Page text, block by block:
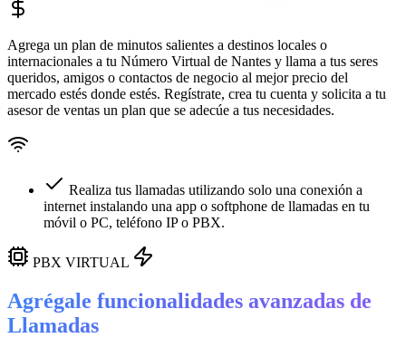
Agrega un plan de minutos salientes a destinos locales o
internacionales a tu Número Virtual de Nantes y llama a tus seres
queridos, amigos o contactos de negocio al mejor precio del
mercado estés donde estés. Regístrate, crea tu cuenta y solicita a tu
asesor de ventas un plan que se adecúe a tus necesidades.
Realiza tus llamadas utilizando solo una conexión a
internet instalando una app o softphone de llamadas en tu
móvil o PC, teléfono IP o PBX.
PBX VIRTUAL
Agrégale funcionalidades avanzadas de
Llamadas